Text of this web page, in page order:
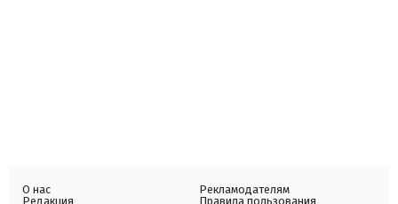
О нас
Редакция
Рекламодателям
Правила пользования